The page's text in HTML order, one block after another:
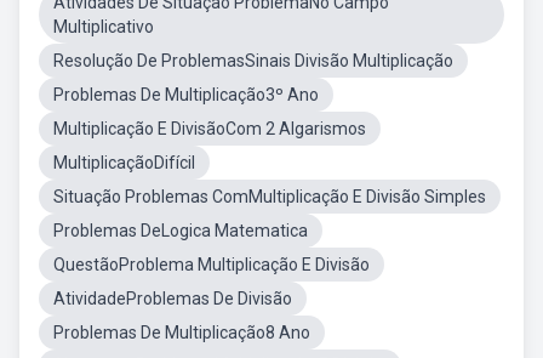
Multiplicativo
Resolução De ProblemasSinais Divisão Multiplicação
Problemas De Multiplicação3º Ano
Multiplicação E DivisãoCom 2 Algarismos
MultiplicaçãoDifícil
Situação Problemas ComMultiplicação E Divisão Simples
Problemas DeLogica Matematica
QuestãoProblema Multiplicação E Divisão
AtividadeProblemas De Divisão
Problemas De Multiplicação8 Ano